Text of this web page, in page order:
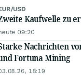
USD
Kaufwelle zu
09:20
Nachrichten
Fortuna Mining
18:19